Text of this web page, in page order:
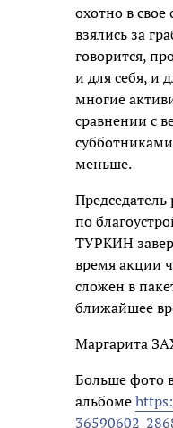
охотно в
взялись за
говорится,
и для себя, и
многие
сравнении с
меньше.
по
ТУРКИН
время акции
сложен в
ближайшее
Маргарита
Больше фото
альбоме